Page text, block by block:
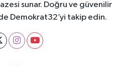
sunar. Doğru ve güvenilir
Demokrat32’yi takip edin.